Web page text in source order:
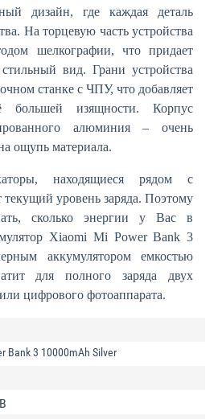
дизайн, где каждая деталь
На торцевую часть устройства
шелкографии, что придает
вид. Грани устройства
станке с ЧПУ, что добавляет
изящности. Корпус
алюминия – очень
ощупь материала.
находящиеся рядом с
уровень заряда. Поэтому
сколько энергии у Вас в
Xiaomi Mi Power Bank 3
аккумулятором емкостью
для полного заряда двух
цифрового фотоаппарата.
Bank 3 10000mAh Silver